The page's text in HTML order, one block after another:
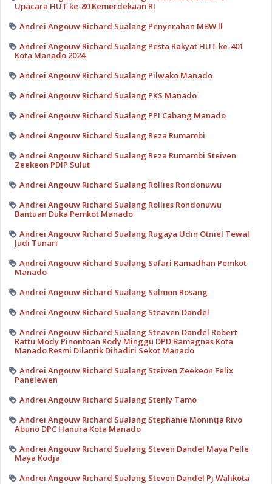
Upacara HUT ke-80 Kemerdekaan RI
Andrei Angouw Richard Sualang Penyerahan MBW ll
Andrei Angouw Richard Sualang Pesta Rakyat HUT ke-401
Kota Manado 2024
Andrei Angouw Richard Sualang Pilwako Manado
Andrei Angouw Richard Sualang PKS Manado
Andrei Angouw Richard Sualang PPI Cabang Manado
Andrei Angouw Richard Sualang Reza Rumambi
Andrei Angouw Richard Sualang Reza Rumambi Steiven
Zeekeon PDIP Sulut
Andrei Angouw Richard Sualang Rollies Rondonuwu
Andrei Angouw Richard Sualang Rollies Rondonuwu
Bantuan Duka Pemkot Manado
Andrei Angouw Richard Sualang Rugaya Udin Otniel Tewal
Judi Tunari
Andrei Angouw Richard Sualang Safari Ramadhan Pemkot
Manado
Andrei Angouw Richard Sualang Salmon Rosang
Andrei Angouw Richard Sualang Steaven Dandel
Andrei Angouw Richard Sualang Steaven Dandel Robert
Rattu Mody Pinontoan Rody Minggu DPD Bamagnas Kota
Manado Resmi Dilantik Dihadiri Sekot Manado
Andrei Angouw Richard Sualang Steiven Zeekeon Felix
Panelewen
Andrei Angouw Richard Sualang Stenly Tamo
Andrei Angouw Richard Sualang Stephanie Monintja Rivo
Abuno DPC Hanura Kota Manado
Andrei Angouw Richard Sualang Steven Dandel Maya Pelle
Maya Kodja
Andrei Angouw Richard Sualang Steven Dandel Pj Walikota